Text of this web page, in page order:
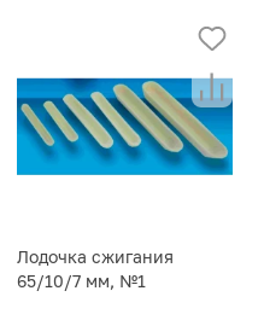
Лодочка сжигания
65/10/7 мм, №1